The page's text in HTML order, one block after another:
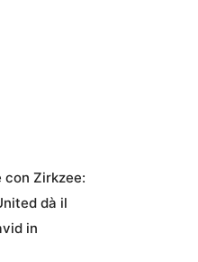
con Zirkzee:
dà il
in